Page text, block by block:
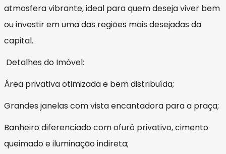
atmosfera vibrante, ideal para quem deseja viver bem
ou investir em uma das regiões mais desejadas da
capital.
Detalhes do Imóvel:
Área privativa otimizada e bem distribuída;
Grandes janelas com vista encantadora para a praça;
Banheiro diferenciado com ofurô privativo, cimento
queimado e iluminação indireta;